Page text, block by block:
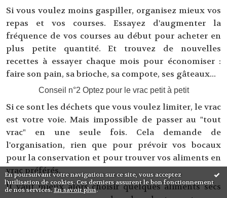
En poursuivant votre navigation sur ce site, vous acceptez
l'utilisation de cookies. Ces derniers assurent le bon fonctionnement
de nos services.En savoir plus.
Si vous voulez moins gaspiller, organisez mieux vos
repas et vos courses. Essayez d'augmenter la
fréquence de vos courses au début pour acheter en
plus petite quantité. Et trouvez de nouvelles
recettes à essayer chaque mois pour économiser :
faire son pain, sa brioche, sa compote, ses gâteaux...
Conseil n°2 Optez pour le vrac petit à petit
Si ce sont les déchets que vous voulez limiter, le vrac
est votre voie. Mais impossible de passer au "tout
vrac" en une seule fois. Cela demande de
l'organisation, rien que pour prévoir vos bocaux
pour la conservation et pour trouver vos aliments en
vrac préférés.
Il vaut mieux alors choisir quelques aliments secs